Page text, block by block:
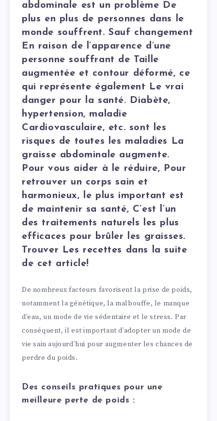
abdominale est un problème De
plus en plus de personnes dans le
monde souffrent. Sauf changement
En raison de l’apparence d’une
personne souffrant de Taille
augmentée et contour déformé, ce
qui représente également Le vrai
danger pour la santé. Diabète,
hypertension, maladie
Cardiovasculaire, etc. sont les
risques de toutes les maladies La
graisse abdominale augmente.
Pour vous aider à le réduire, Pour
retrouver un corps sain et
harmonieux, le plus important est
de maintenir sa santé, C’est l’un
des traitements naturels les plus
efficaces pour brûler les graisses.
Trouver Les recettes dans la suite
de cet article!
De nombreux facteurs favorisent la prise de poids,
notamment la génétique, la malbouffe, le manque
d’eau, un mode de vie sédentaire et le stress. Par
conséquent, il est important d’adopter un mode de
vie sain aujourd’hui pour augmenter les chances de
perdre du poids.
Des conseils pratiques pour une
meilleure perte de poids :